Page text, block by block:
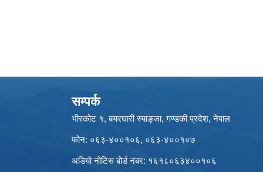
सम्पर्क
भीरकोट १, बयरघारी स्याङ्जा, गण्डकी प्रदेश, नेपाल
फोन: ०६३-४००१०६, ०६३-४००१०७
अडियो नोटिस बोर्ड नंबर: १६१८०६३४००१०६